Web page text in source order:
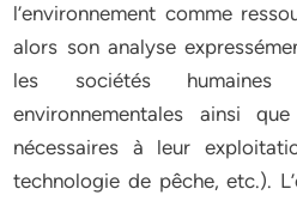
l’environnement comme
alors son analyse
les sociétés
environnementales ainsi
nécessaires à leur
technologie de pêche, etc.).